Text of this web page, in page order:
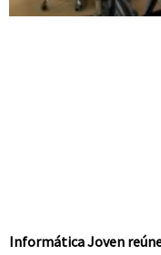
Informática Joven